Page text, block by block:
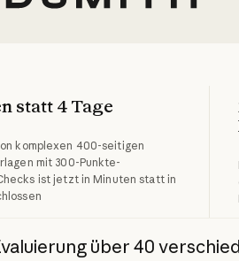
statt 4 Tage
komplexen 400-seitigen
mit 300-Punkte-
ist jetzt in Minuten statt in
über 40